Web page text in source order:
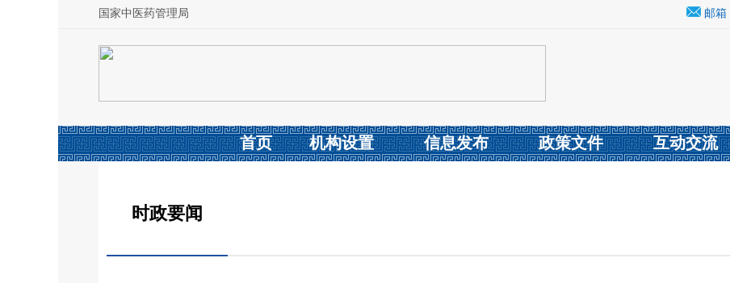
国家中医药管理局 邮箱
首页 机构设置 信息发布 政策文件 互动交流
时政要闻